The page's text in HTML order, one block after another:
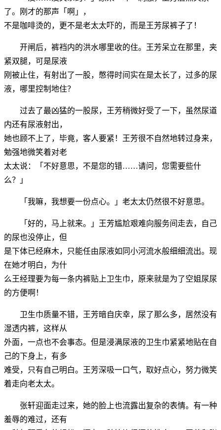
了。刚才的那声「啊」，
不是咖啡烫的，更不是老太太吓的，而是王芳尿裤子了！
开闸后，裤裆内的洪水哪里收的住。王芳呆立在那里，夹
紧双腿，可是尿液
刚被止住，有射出了一股，憋得时间实在是太长了，过多的尿
液，哪里控制地住？
过去了最凶猛的一股尿，王芳稍微好受了一下，虽然尿道
内还有尿液射出，
她也顾不上了，毕竟，客人要紧！王芳很不自然地转过身来，
勉强地微笑着对老
太太说：「不好意思，不是您的错……请问，您需要些什
么？」
「我嘛，我想要一份点心。」老太太仍然很不好意思。
「好的，马上就来。」王芳尴尬艰难向服务间走去，自己
的尿也没停止，但
是下体已经麻木，只能任由尿液如同小河流水般细细流出。现
在她才明白，为什
么王经理要为每一条内裤贴上卫生巾，原来就是为了空姐尿尿
的方便啊！
卫生巾质量不错，王芳暗自庆幸，尿了那么多，居然没有
湿透内裤，这样从
外面，一点也不会事态。但是浸满尿液的卫生巾紧紧地贴在自
己的下身上，有多
难受，只有自己明白。王芳深吸一口气，取好点心，努力微笑
着走向老太太。
张轩迎面走过来，她的脸上也流露出复杂的表情。有一种
羞辱的难过，还有